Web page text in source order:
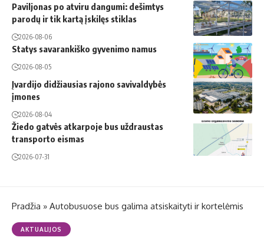
Paviljonas po atviru dangumi: dešimtys
parodų ir tik kartą įskilęs stiklas
2026-08-06
Statys savarankiško gyvenimo namus
2026-08-05
Įvardijo didžiausias rajono savivaldybės
įmones
2026-08-04
Žiedo gatvės atkarpoje bus uždraustas
transporto eismas
2026-07-31
Pradžia » Autobusuose bus galima atsiskaityti ir kortelėmis
AKTUALIJOS